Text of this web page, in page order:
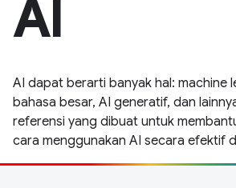
AI
AI dapat berarti banyak hal: machine
bahasa besar, AI generatif, dan
referensi yang dibuat untuk
cara menggunakan AI secara efektif